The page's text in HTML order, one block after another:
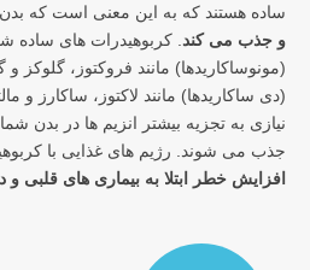
ساده هستند که به این معنی است که
و جذب می کند . کربوهیدرات های ساده
(مونوساکاریدها) مانند فروکتوز، گلوکز و
(دی ساکاریدها) مانند لاکتوز، ساکارز و
نیازی به تجزیه بیشتر انزیم ها در بدن
جذب می شوند. رژیم های غذایی با
افزایش خطر ابتلا به بیماری های قلبی و